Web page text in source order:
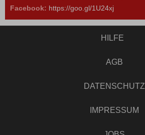
Facebook: https://goo.gl/1U24xj
HILFE
AGB
DATENSCHUTZ
IMPRESSUM